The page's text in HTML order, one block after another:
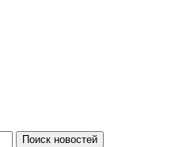
Поиск новостей